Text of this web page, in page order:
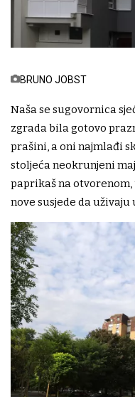
BRUNO JOBST
Naša se sugovornica
zgrada bila gotovo
prašini, a oni najmlađi
stoljeća neokrunjeni
paprikaš na
nove susjede da uživaju